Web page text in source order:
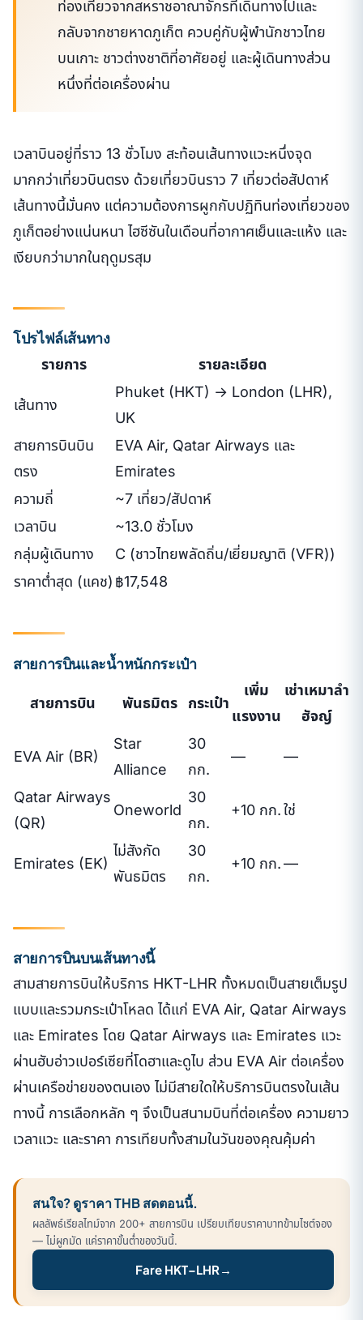
ท่องเที่ยวจากสหราชอาณาจักรที่เดินทางไปและ
กลับจากชายหาดภูเก็ต ควบคู่กับผู้พำนักชาวไทย
บนเกาะ ชาวต่างชาติที่อาศัยอยู่ และผู้เดินทางส่วน
หนึ่งที่ต่อเครื่องผ่าน
เวลาบินอยู่ที่ราว 13 ชั่วโมง สะท้อนเส้นทางแวะหนึ่งจุด
มากกว่าเที่ยวบินตรง ด้วยเที่ยวบินราว 7 เที่ยวต่อสัปดาห์
เส้นทางนี้มั่นคง แต่ความต้องการผูกกับปฏิทินท่องเที่ยวของ
ภูเก็ตอย่างแน่นหนา ไฮซีซันในเดือนที่อากาศเย็นและแห้ง และ
เงียบกว่ามากในฤดูมรสุม
โปรไฟล์เส้นทาง
รายการ รายละเอียด
เส้นทาง
Phuket (HKT) → London (LHR),
UK
สายการบินบิน
ตรง
EVA Air, Qatar Airways และ
Emirates
ความถี่
~7 เที่ยว/สัปดาห์
เวลาบิน
~13.0 ชั่วโมง
กลุ่มผู้เดินทาง
C (ชาวไทยพลัดถิ่น/เยี่ยมญาติ (VFR))
ราคาต่ำสุด (แคช) ฿17,548
สายการบินและน้ำหนักกระเป๋า
สายการบิน พันธมิตร กระเป๋า
เพิ่ม
แรงงาน
เช่าเหมาลำ
ฮัจญ์
EVA Air (BR)
Star
Alliance
30
กก.
— —
Qatar Airways
(QR)
Oneworld
30
กก.
+10 กก.ใช่
Emirates (EK)
ไม่สังกัด
พันธมิตร
30
กก.
+10 กก.—
สายการบินบนเส้นทางนี้
สามสายการบินให้บริการ HKT-LHR ทั้งหมดเป็นสายเต็มรูป
แบบและรวมกระเป๋าโหลด ได้แก่ EVA Air, Qatar Airways
และ Emirates โดย Qatar Airways และ Emirates แวะ
ผ่านฮับอ่าวเปอร์เซียที่โดฮาและดูไบ ส่วน EVA Air ต่อเครื่อง
ผ่านเครือข่ายของตนเอง ไม่มีสายใดให้บริการบินตรงในเส้น
ทางนี้ การเลือกหลัก ๆ จึงเป็นสนามบินที่ต่อเครื่อง ความยาว
เวลาแวะ และราคา การเทียบทั้งสามในวันของคุณคุ้มค่า
สนใจ? ดูราคา THB สดตอนนี้.
ผลลัพธ์เรียลไทม์จาก 200+ สายการบิน เปรียบเทียบราคาบาทข้ามไซต์จอง
— ไม่ผูกมัด แค่ราคาขั้นต่ำของวันนี้.
Fare HKT–LHR →